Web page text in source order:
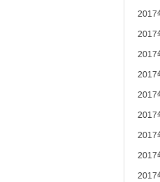
2017
2017
2017
2017
2017
2017
2017
2017
2017